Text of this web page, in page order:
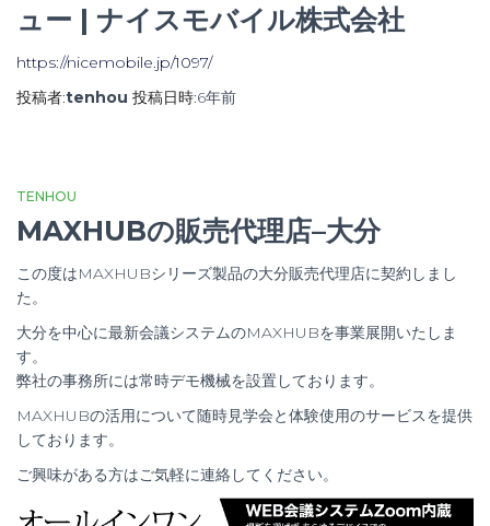
ュー | ナイスモバイル株式会社
https://nicemobile.jp/1097/
投稿者:tenhou 投稿日時:6年前
TENHOU
MAXHUBの販売代理店–大分
この度はMAXHUBシリーズ製品の大分販売代理店に契約しまし
た。
大分を中心に最新会議システムのMAXHUBを事業展開いたしま
す。
弊社の事務所には常時デモ機械を設置しております。
MAXHUBの活用について随時見学会と体験使用のサービスを提供
しております。
ご興味がある方はご気軽に連絡してください。